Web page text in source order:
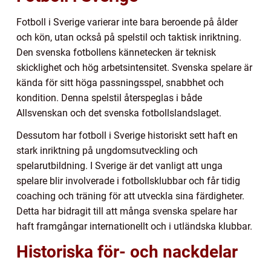
Fotboll i Sverige varierar inte bara beroende på ålder
och kön, utan också på spelstil och taktisk inriktning.
Den svenska fotbollens kännetecken är teknisk
skicklighet och hög arbetsintensitet. Svenska spelare är
kända för sitt höga passningsspel, snabbhet och
kondition. Denna spelstil återspeglas i både
Allsvenskan och det svenska fotbollslandslaget.
Dessutom har fotboll i Sverige historiskt sett haft en
stark inriktning på ungdomsutveckling och
spelarutbildning. I Sverige är det vanligt att unga
spelare blir involverade i fotbollsklubbar och får tidig
coaching och träning för att utveckla sina färdigheter.
Detta har bidragit till att många svenska spelare har
haft framgångar internationellt och i utländska klubbar.
Historiska för- och nackdelar